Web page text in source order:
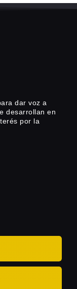
dar voz a
desarrollan en
por la